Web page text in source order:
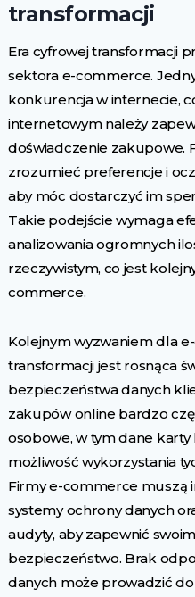
transformacji
Era cyfrowej transformacji
sektora e-commerce.
konkurencja w internecie,
internetowym należy
doświadczenie zakupowe.
zrozumieć preferencje i
aby móc dostarczyć im
Takie podejście wymaga
analizowania ogromnych
rzeczywistym, co jest
commerce.
Kolejnym wyzwaniem dla
transformacji jest rosnąca
bezpieczeństwa danych
zakupów online bardzo
osobowe, w tym dane
możliwość wykorzystania
Firmy e-commerce muszą
systemy ochrony danych
audyty, aby zapewnić
bezpieczeństwo. Brak
danych może prowadzić